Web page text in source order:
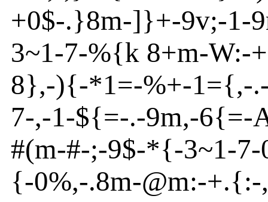
+0$-.}8m-]}+-9v;-1-
3~1-7-%{k 8+m-W:-
8},-){-*1=-%+-1={,-.
7-,-1-${=-.-9m,-6{=-
#(m-#-;-9$-*{-3~1-7-
{-0%,-.8m-@m:-+.{:-,